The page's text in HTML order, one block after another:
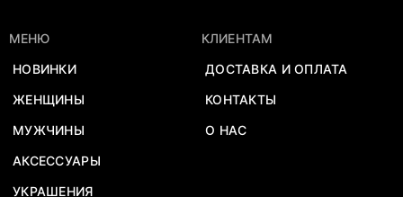
МЕНЮ
НОВИНКИ
ЖЕНЩИНЫ
МУЖЧИНЫ
АКСЕССУАРЫ
УКРАШЕНИЯ
КЛИЕНТАМ
ДОСТАВКА И ОПЛАТА
КОНТАКТЫ
О НАС